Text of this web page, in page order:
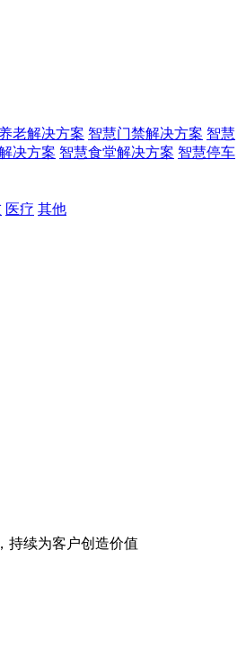
老解决方案 智慧门禁解决方案 智慧
决方案 智慧食堂解决方案 智慧停车
医疗 其他
持续为客户创造价值